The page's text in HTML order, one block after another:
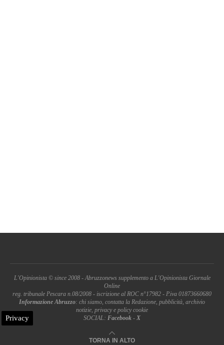
L'Opinionista © since 2008 - Abruzzonews supplemento a L'Opinionista Giornale
Online
reg. tribunale Pescara n.08/2008 - iscrizione al ROC n°17982 - P.iva 01873660680
Informazione Abruzzo: chi siamo, contatta la Redazione, pubblicità, archivio
notizie, privacy e policy cookie
SOCIAL: Facebook - X
Privacy
TORNA IN ALTO